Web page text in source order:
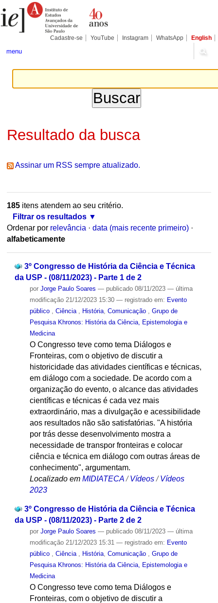
para
conteúdo.
Pessoais
Cadastre-se YouTube Instagram WhatsApp English
menu
Resultado da busca
Assinar um RSS sempre atualizado.
185itens atendem ao seu critério.
Filtrar os resultados
Ordenar por relevância · data (mais recente primeiro) ·
alfabeticamente
3º Congresso de História da Ciência e Técnica
da USP - (08/11/2023) - Parte 1 de 2
por Jorge Paulo Soares — publicado08/11/2023 — última
modificação21/12/2023 15:30 — registrado em: Evento
público
Ciência História, Comunicação
Grupo de
Pesquisa Khronos: História da Ciência, Epistemologia e
Medicina
O Congresso teve como tema Diálogos e
Fronteiras, com o objetivo de discutir a
historicidade das atividades científicas e técnicas,
em diálogo com a sociedade. De acordo com a
organização do evento, o alcance das atividades
científicas e técnicas é cada vez mais
extraordinário, mas a divulgação e acessibilidade
aos resultados não são satisfatórias. "A história
por trás desse desenvolvimento mostra a
necessidade de transpor fronteiras e colocar
ciência e técnica em diálogo com outras áreas de
conhecimento", argumentam.
Localizado em MIDIATECA /Vídeos /Vídeos
2023
3º Congresso de História da Ciência e Técnica
da USP - (08/11/2023) - Parte 2 de 2
por Jorge Paulo Soares — publicado08/11/2023 — última
modificação21/12/2023 15:31 — registrado em: Evento
público
Ciência História, Comunicação
Grupo de
Pesquisa Khronos: História da Ciência, Epistemologia e
Medicina
O Congresso teve como tema Diálogos e
Fronteiras, com o objetivo de discutir a